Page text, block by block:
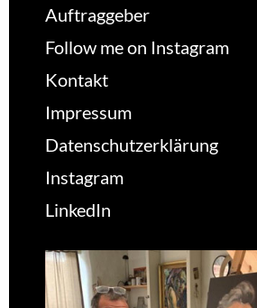
Auftraggeber
Follow me on Instagram
Kontakt
Impressum
Datenschutzerklärung
Instagram
LinkedIn